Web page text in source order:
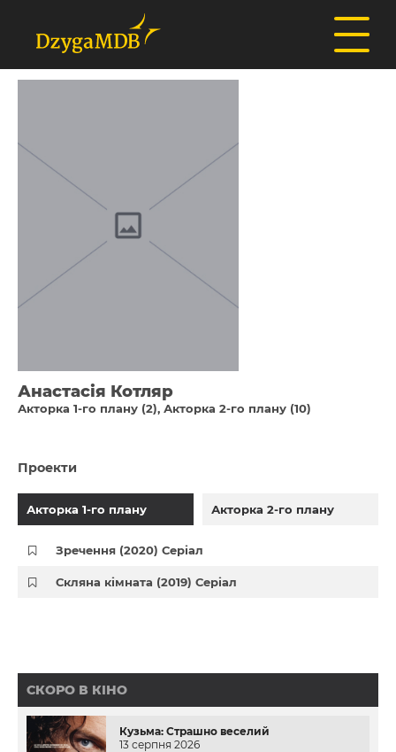
Анастасія Котляр
Акторка 1-го плану (2) Акторка 2-го плану (10)
Проекти
Акторка 1-го плану Акторка 2-го плану
Зречення (2020) Серіал
Скляна кімната (2019) Серіал
СКОРО В КІНО
Кузьма: Страшно веселий
13 серпня 2026